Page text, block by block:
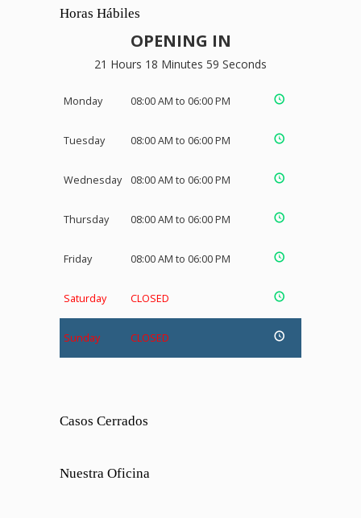
Horas Hábiles
OPENING IN
21 Hours 18 Minutes 58 Seconds
Monday 08:00 AM to 06:00 PM
Tuesday 08:00 AM to 06:00 PM
Wednesday 08:00 AM to 06:00 PM
Thursday 08:00 AM to 06:00 PM
Friday 08:00 AM to 06:00 PM
Saturday CLOSED
Sunday CLOSED
Casos Cerrados
Nuestra Oficina